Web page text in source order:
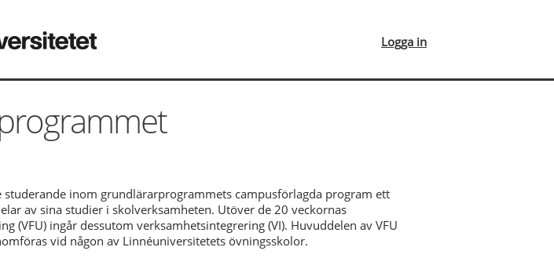
Logga in
inom grundlärarprogrammets campusförlagda program ett
av sina studier i skolverksamheten. Utöver de 20 veckornas
(VFU) ingår dessutom verksamhetsintegrering (VI). Huvuddelen av VFU
vid någon av Linnéuniversitetets övningsskolor.